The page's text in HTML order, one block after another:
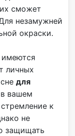
сможет
незамужней
окраски.
имеются
личных
для
вашем
к
не
защищать